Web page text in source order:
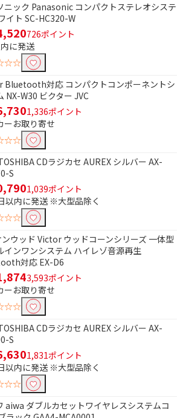
ニック Panasonic コンパクトステレオシステ
イト SC-HC320-W
726ポイント
に発送
Bluetooth対応 コンパクトコンポーネントシ
NX-W30 ビクター JVC
1,336ポイント
ーお取り寄せ
CDラジカセ AUREX シルバー AX-
S
1,039ポイント
以内に発送 ※大型品除く
ンウッド Victor ウッドコーンシリーズ 一体型
インワンシステム ハイレゾ音源再生
対応 EX-D6
3,593ポイント
ーお取り寄せ
CDラジカセ AUREX シルバー AX-
S
1,831ポイント
以内に発送 ※大型品除く
aiwa ダブルカセットワイヤレスシステムコ
チェックを入れると、指定したワード
索します。
込む
円~
円
対応で絞り込む
絞り込む
対応
で絞り込む
応
応で絞り込む
応 ハイレゾ非対応
タイプで絞り込む
セパレート型